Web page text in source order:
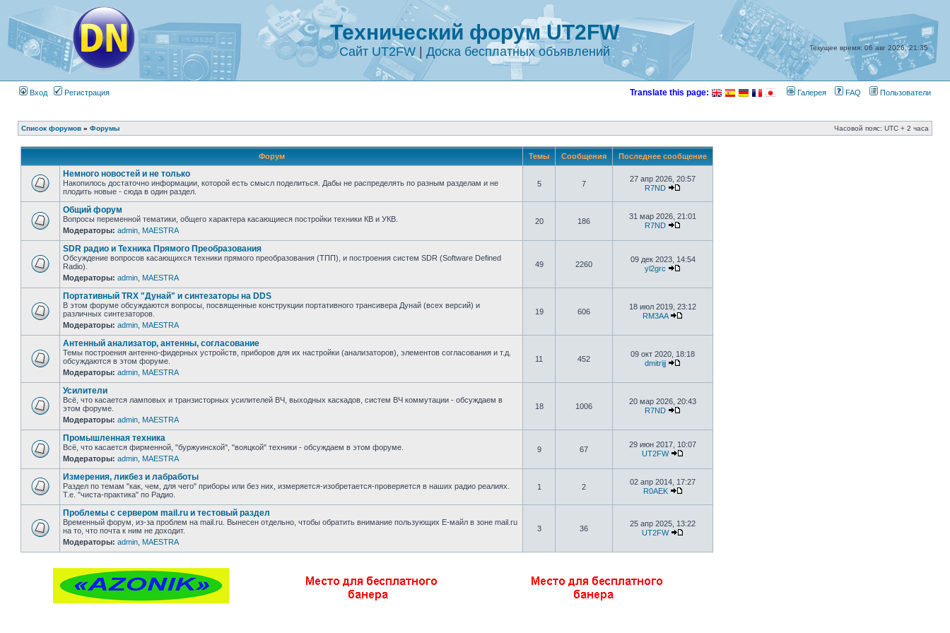
Технический форум UT2FW
Сайт UT2FW| Доска бесплатных объявлений Текущее время: 06 авг 2026, 21:35
Вход Регистрация Translate this page: Галерея FAQ Пользователи
Список форумов » Форумы Часовой пояс: UTC + 2 часа
Форум Темы Сообщения Последнее сообщение
Немного новостей и не только
Накопилось достаточно информации, которой есть смысл поделиться. Дабы не распределять по разным разделам и не
плодить новые - сюда в один раздел.
5 7
27 апр 2026, 20:57
R7ND
Общий форум
Вопросы переменной тематики, общего характера касающиеся постройки техники КВ и УКВ.
Модераторы: admin MAESTRA
20 186
31 мар 2026, 21:01
R7ND
SDR радио и Техника Прямого Преобразования
Обсуждение вопросов касающихся техники прямого преобразования (ТПП), и построения систем SDR (Software Defined
Radio).
Модераторы: admin MAESTRA
49 2260
09 дек 2023, 14:54
yl2grc
Портативный TRX "Дунай" и синтезаторы на DDS
В этом форуме обсуждаются вопросы, посвященные конструкции портативного трансивера Дунай (всех версий) и
различных синтезаторов.
Модераторы: admin MAESTRA
19 606
18 июл 2019, 23:12
RM3AA
Антенный анализатор, антенны, согласование
Темы построения антенно-фидерных устройств, приборов для их настройки (анализаторов), элементов согласования и т.д.
обсуждаются в этом форуме.
Модераторы: admin MAESTRA
11 452
09 окт 2020, 18:18
dmitrijj
Усилители
Всё, что касается ламповых и транзисторных усилителей ВЧ, выходных каскадов, систем ВЧ коммутации - обсуждаем в
этом форуме.
Модераторы: admin MAESTRA
18 1006
20 мар 2026, 20:43
R7ND
Промышленная техника
Всё, что касается фирменной, "буржуинской", "вояцкой" техники - обсуждаем в этом форуме.
Модераторы: admin MAESTRA
9 67
29 июн 2017, 10:07
UT2FW
Измерения, ликбез и лабработы
Раздел по темам "как, чем, для чего" приборы или без них, измеряется-изобретается-проверяется в наших радио реалиях.
Т.е. "чиста-практика" по Радио.
1 2
02 апр 2014, 17:27
R0AEK
Проблемы с сервером mail.ru и тестовый раздел
Временный форум, из-за проблем на mail.ru. Вынесен отдельно, чтобы обратить внимание пользующих Е-майл в зоне mail.ru
на то, что почта к ним не доходит.
Модераторы: admin MAESTRA
3 36
25 апр 2025, 13:22
UT2FW